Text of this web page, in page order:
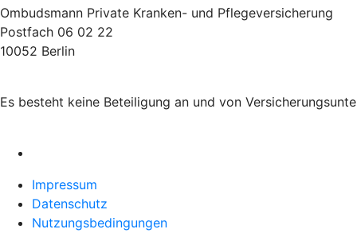
Ombudsmann Private Kranken- und Pflegeversicherung
Postfach 06 02 22
10052 Berlin
Es besteht keine Beteiligung an und von
Impressum
Datenschutz
Nutzungsbedingungen